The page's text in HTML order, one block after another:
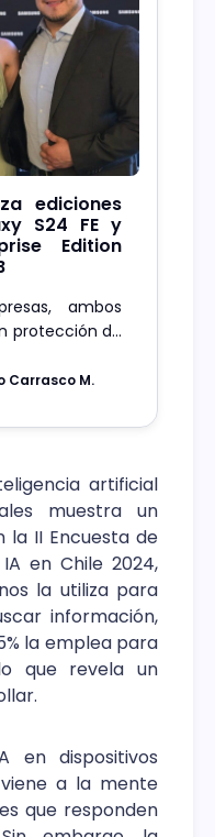
ediciones
S24 FE y
Edition
ambos
protección de
caso de S24
Carrasco M.
artificial
muestra un
la II Encuesta de
en Chile 2024,
la utiliza para
información,
la emplea para
que revela un
en dispositivos
a la mente
que responden